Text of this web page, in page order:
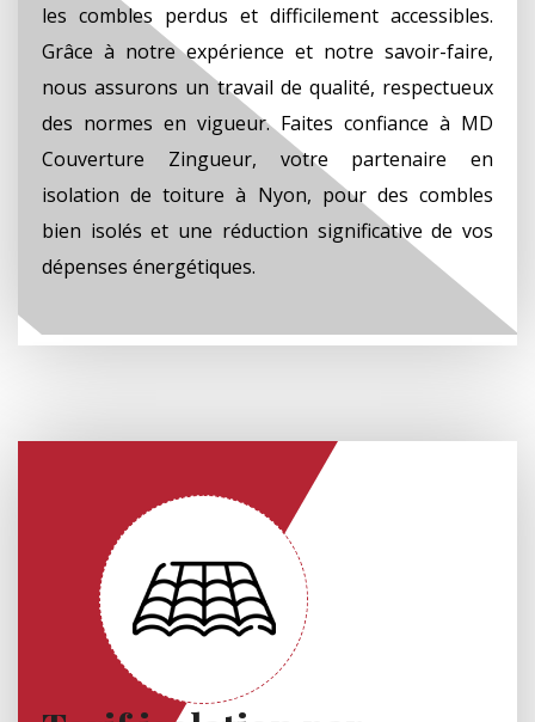
les combles perdus et difficilement accessibles.
Grâce à notre expérience et notre savoir-faire,
nous assurons un travail de qualité, respectueux
des normes en vigueur. Faites confiance à MD
Couverture Zingueur, votre partenaire en
isolation de toiture à Nyon, pour des combles
bien isolés et une réduction significative de vos
dépenses énergétiques.